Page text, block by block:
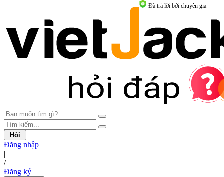
Hỏi
Đăng nhập
|
/
Đăng ký
Đã trả lời bởi chuyên gia